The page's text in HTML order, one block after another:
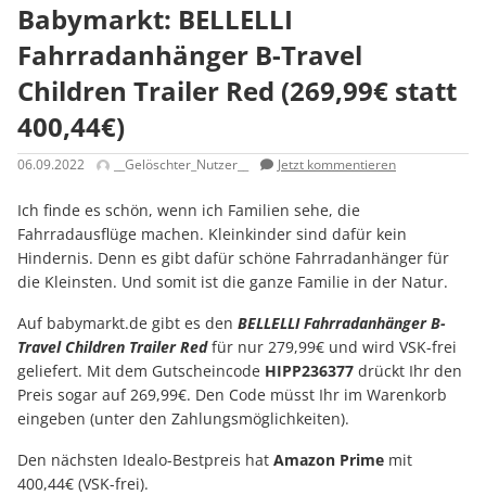
Babymarkt: BELLELLI
Fahrradanhänger B-Travel
Children Trailer Red (269,99€ statt
400,44€)
06.09.2022 __Gelöschter_Nutzer__ Jetzt kommentieren
Ich finde es schön, wenn ich Familien sehe, die
Fahrradausflüge machen. Kleinkinder sind dafür kein
Hindernis. Denn es gibt dafür schöne Fahrradanhänger für
die Kleinsten. Und somit ist die ganze Familie in der Natur.
Auf babymarkt.de gibt es den BELLELLI Fahrradanhänger B-
Travel Children Trailer Redfür nur 279,99€ und wird VSK-frei
geliefert. Mit dem Gutscheincode HIPP236377 drückt Ihr den
Preis sogar auf 269,99€. Den Code müsst Ihr im Warenkorb
eingeben (unter den Zahlungsmöglichkeiten).
Den nächsten Idealo-Bestpreis hat Amazon Prime mit
400,44€ (VSK-frei).